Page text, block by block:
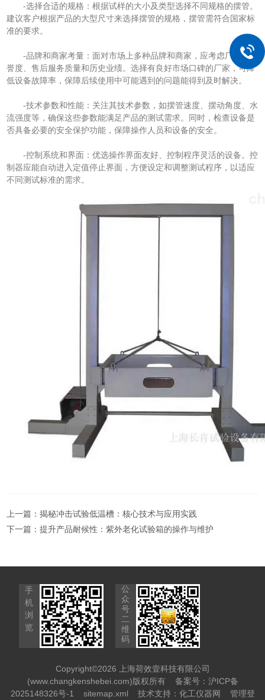
-选择合适的规格：根据试样的大小及类型选择不同规格的摆管。
建议客户根据产品的大型尺寸来选择摆管的规格，摆管需符合国家标
准的要求。
-品牌和商家考量：面对市场上多种品牌和商家，应考虑厂商的信
誉度、售后服务质量和历史业绩。选择有良好市场口碑的厂家，可降
低设备故障率，保障后续使用中可能遇到的问题能得到及时解决。
-技术参数和性能：关注其技术参数，如摆管速度、摆动角度、水
流强度等，确保这些参数能满足产品的测试需求。同时，检查设备是
否具备必要的安全保护功能，保障操作人员和设备的安全。
-控制系统和界面：优选操作界面友好、控制程序灵活的设备。控
制器应能自动进入定值停止界面，方便设定和调整测试程序，以适应
不同测试标准的需求。
上一篇：揭秘冲击试验低温槽：核心技术与应用实践
下一篇：提升产品耐候性：紫外老化试验箱的操作与维护
手
机
浏
览
公
众
号
二
维
码
Copyright©2026 上海荷效壹科技有限公司
(www.changkenshebei.com)版权所有 备案号：沪ICP备
2025148326号-1
sitemap.xml 技术支持： 化工仪器网 管理登